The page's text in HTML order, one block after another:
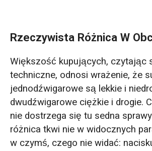
Błąd 4: Ignorowanie
nadmiernych obciążeń
Błąd nr 5: Skupianie się
początkowej wycenie, zamiast
koszcie w ciągu 20 lat
Rzeczywista Różnica W
Większość kupujących, czytając
techniczne, odnosi wrażenie, że
jednodźwigarowe są lekkie i
dwudźwigarowe ciężkie i drogie.
nie dostrzega się tu sedna
różnica tkwi nie w widocznych
w czymś, czego nie widać: